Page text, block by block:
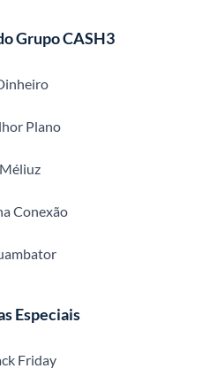
Grupo CASH3
Plano
Méliuz
Conexão
Especiais
Friday